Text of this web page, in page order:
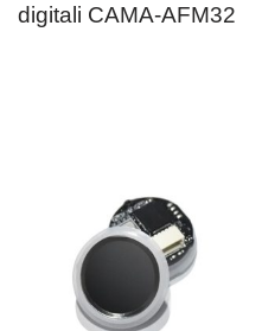
digitali CAMA-AFM32